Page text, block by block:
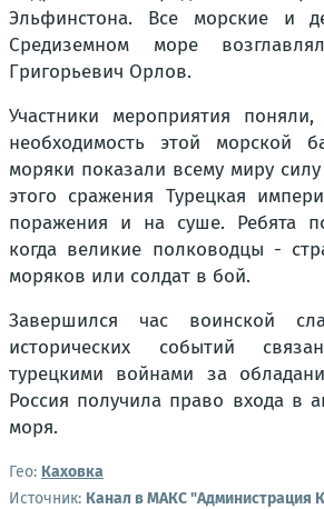
Эльфинстона. Все морские и
Средиземном море
Григорьевич Орлов.
Участники мероприятия
необходимость этой морской
моряки показали всему миру
этого сражения Турецкая
поражения и на суше. Ребята
когда великие полководцы -
моряков или солдат в бой.
Завершился час воинской
исторических событий
турецкими войнами за
Россия получила право входа в
моря.
Гео: Каховка
Источник: Канал в МАКС "Администрация